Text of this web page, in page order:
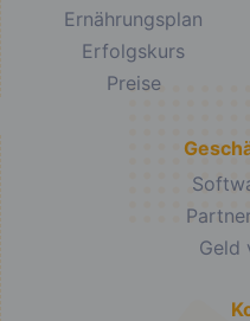
Ernährungsplan
Erfolgskurs
Preise
Geld